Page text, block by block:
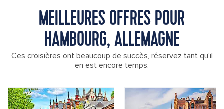
MEILLEURES OFFRES POUR
HAMBOURG, ALLEMAGNE
Ces croisières ont beaucoup de succès, réservez tant qu'il
en est encore temps.